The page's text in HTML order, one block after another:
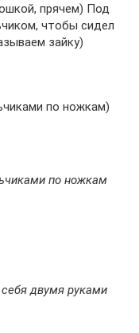
прячем) Под
чтобы сидел
зайку)
по ножкам)
по ножкам
двумя руками